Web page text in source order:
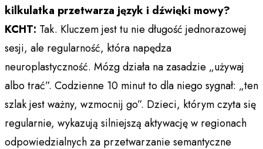
kilkulatka przetwarza język i dźwięki mowy?
KCHT: Tak. Kluczem jest tu nie długość jednorazowej
sesji, ale regularność, która napędza
neuroplastyczność. Mózg działa na zasadzie „używaj
albo trać”. Codzienne 10 minut to dla niego sygnał: „ten
szlak jest ważny, wzmocnij go”. Dzieci, którym czyta się
regularnie, wykazują silniejszą aktywację w regionach
odpowiedzialnych za przetwarzanie semantyczne